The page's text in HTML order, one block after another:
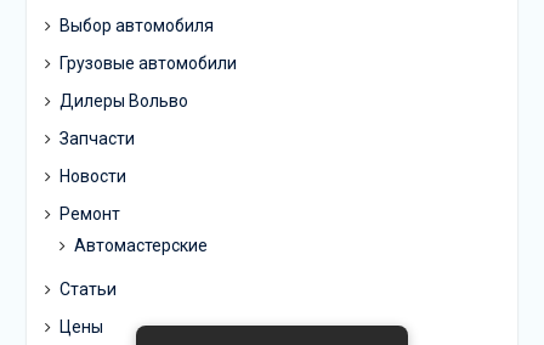
Выбор автомобиля
Грузовые автомобили
Дилеры Вольво
Запчасти
Новости
Ремонт
Автомастерские
Статьи
Цены